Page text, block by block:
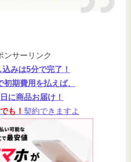
ンサーリンク
みは5分で完了！
初期費用を払えば、
に商品お届け！
も！ 契約できますよ